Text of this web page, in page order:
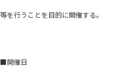
等を行うことを目的に開催する。
■開催日